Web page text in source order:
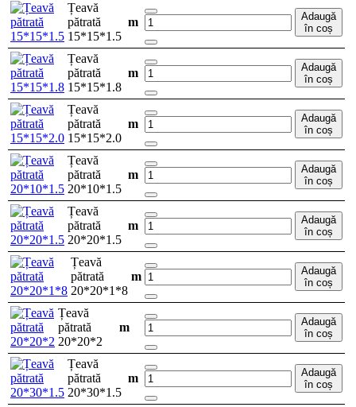
Țeavă
pătrată
15*15*1.5
m
Adaugă
în coș
Țeavă
pătrată
15*15*1.8
m
Adaugă
în coș
Țeavă
pătrată
15*15*2.0
m
Adaugă
în coș
Țeavă
pătrată
20*10*1.5
m
Adaugă
în coș
Țeavă
pătrată
20*20*1.5
m
Adaugă
în coș
Țeavă
pătrată
20*20*1*8
m
Adaugă
în coș
Țeavă
pătrată
20*20*2
m
Adaugă
în coș
Țeavă
pătrată
20*30*1.5
m
Adaugă
în coș